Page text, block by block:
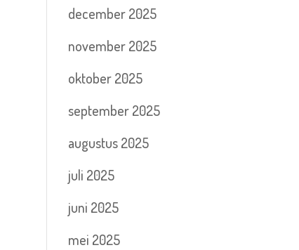
december 2025
november 2025
oktober 2025
september 2025
augustus 2025
juli 2025
juni 2025
mei 2025